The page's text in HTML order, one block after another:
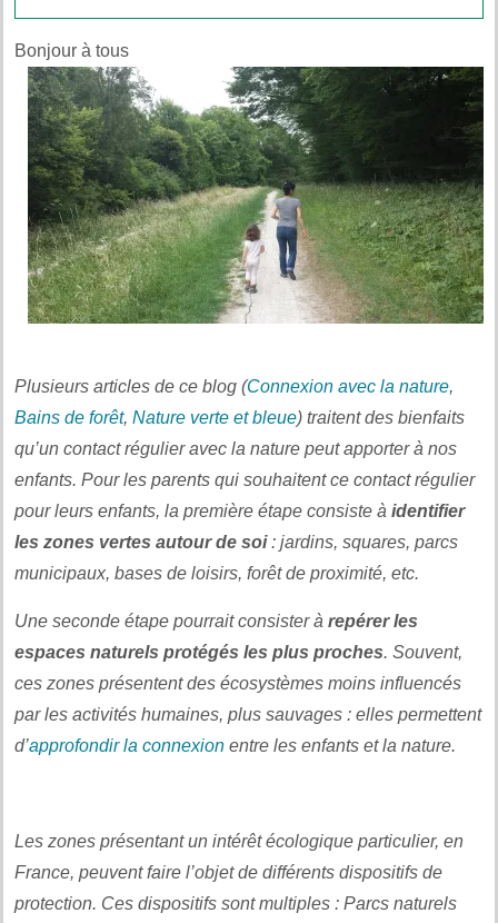
Bonjour à tous
Plusieurs articles de ce blog (Connexion avec la nature,
Bains de forêt, Nature verte et bleue) traitent des bienfaits
qu’un contact régulier avec la nature peut apporter à nos
enfants. Pour les parents qui souhaitent ce contact régulier
pour leurs enfants, la première étape consiste à identifier
les zones vertes autour de soi: jardins, squares, parcs
municipaux, bases de loisirs, forêt de proximité, etc.
Une seconde étape pourrait consister à repérer les
espaces naturels protégés les plus proches. Souvent,
ces zones présentent des écosystèmes moins influencés
par les activités humaines, plus sauvages : elles permettent
d’approfondir la connexion entre les enfants et la nature.
Les zones présentant un intérêt écologique particulier, en
France, peuvent faire l’objet de différents dispositifs de
protection. Ces dispositifs sont multiples : Parcs naturels